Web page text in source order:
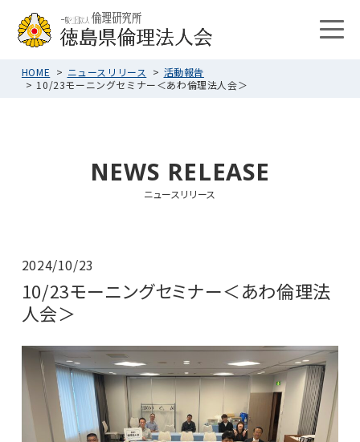
HOME ニュースリリース
活動報告
10/23モーニングセミナー＜あわ倫理法人会＞
NEWS RELEASE
ニュースリリース
2024/10/23
10/23モーニングセミナー＜あわ倫理法
人会＞